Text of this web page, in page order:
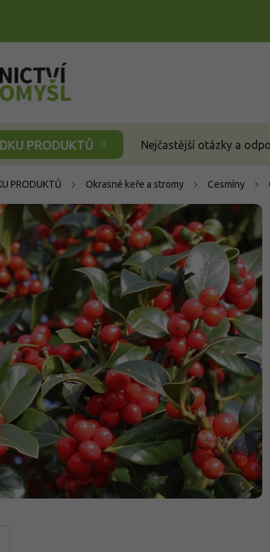
PRODUKTŮ Nejčastější otázky a
PRODUKTŮ Okrasné keře a stromy Cesmíny